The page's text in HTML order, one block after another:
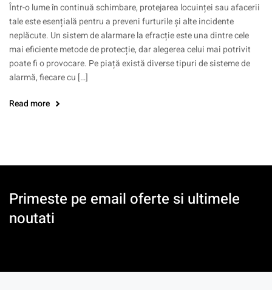
Într-o lume în continuă schimbare, protejarea locuinței sau afacerii
tale este esențială pentru a preveni furturile și alte incidente
neplăcute. Un sistem de alarmare la efracție este una dintre cele
mai eficiente metode de protecție, dar alegerea celui mai potrivit
poate fi o provocare. Pe piață există diverse tipuri de sisteme de
alarmă, fiecare cu […]
Read more
Primeste pe email oferte si ultimele
noutati